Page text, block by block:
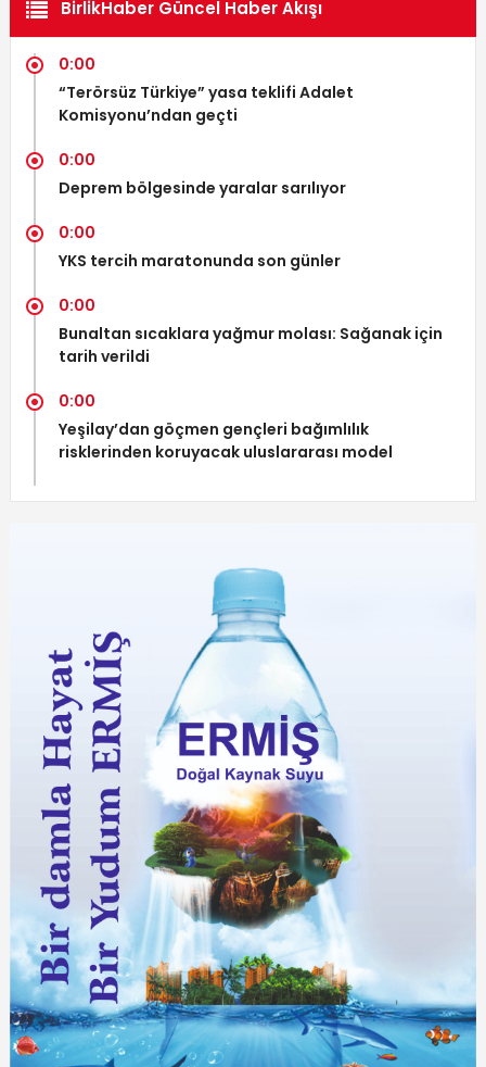
BirlikHaber Güncel Haber Akışı
0:00
“Terörsüz Türkiye” yasa teklifi Adalet
Komisyonu’ndan geçti
0:00
Deprem bölgesinde yaralar sarılıyor
0:00
YKS tercih maratonunda son günler
0:00
Bunaltan sıcaklara yağmur molası: Sağanak için
tarih verildi
0:00
Yeşilay’dan göçmen gençleri bağımlılık
risklerinden koruyacak uluslararası model